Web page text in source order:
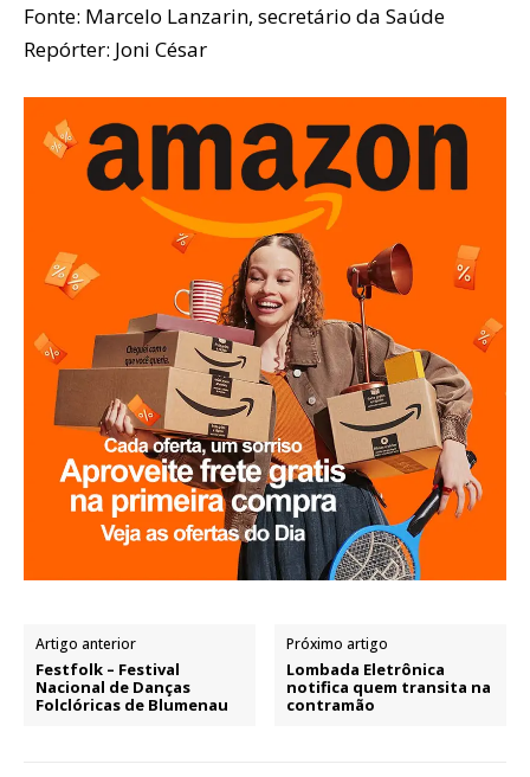
Fonte: Marcelo Lanzarin, secretário da Saúde
Repórter: Joni César
Artigo anterior
Festfolk – Festival
Nacional de Danças
Folclóricas de Blumenau
Próximo artigo
Lombada Eletrônica
notifica quem transita na
contramão